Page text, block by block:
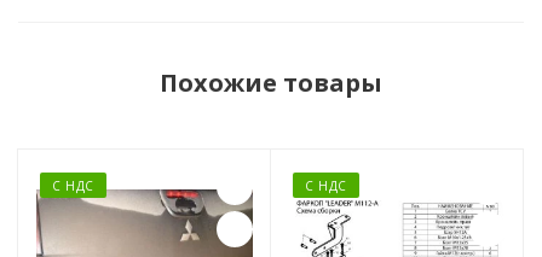
Похожие товары
С НДС С НДС